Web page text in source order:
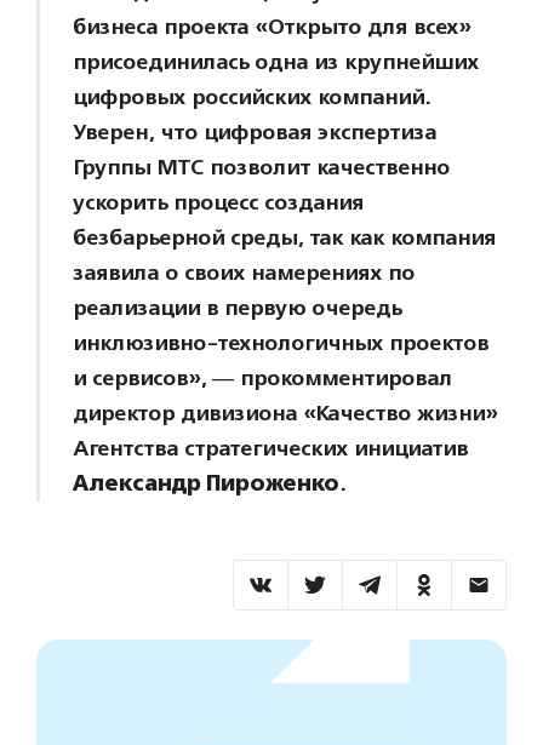
бизнеса проекта «Открыто для всех»
присоединилась одна из крупнейших
цифровых российских компаний.
Уверен, что цифровая экспертиза
Группы МТС позволит качественно
ускорить процесс создания
безбарьерной среды, так как компания
заявила о своих намерениях по
реализации в первую очередь
инклюзивно-технологичных проектов
и сервисов», ― прокомментировал
директор дивизиона «Качество жизни»
Агентства стратегических инициатив
Александр Пироженко.